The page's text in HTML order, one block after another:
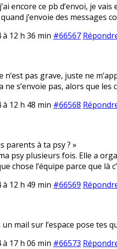
encore ce pb d’envoi, je
j’envoie des messages
12 h 36 min #66567
n’est pas grave, juste ne
ne s’envoie pas, alors que
12 h 48 min #66568
parents à ta psy ? »
psy plusieurs fois. Elle a
chose l’équipe parce que là
12 h 49 min #66569
mail sur l’espace pose tes
17 h 06 min #66573